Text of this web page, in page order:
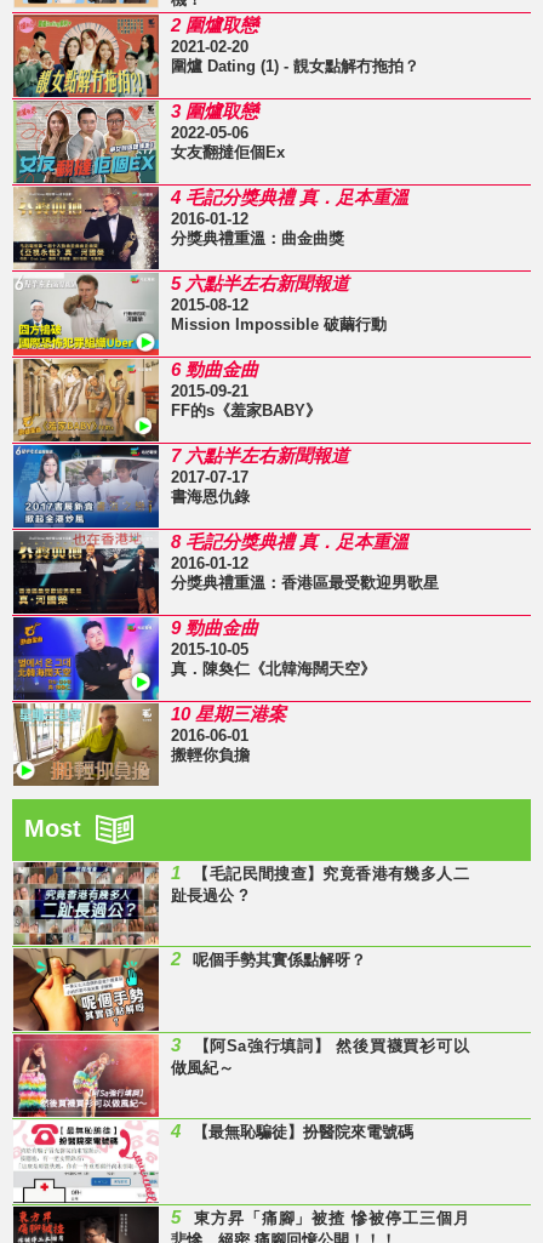
2 圍爐取戀
2021-02-20
圍爐 Dating (1) - 靚女點解冇拖拍？
3 圍爐取戀
2022-05-06
女友翻撻佢個Ex
4 毛記分獎典禮 真．足本重溫
2016-01-12
分獎典禮重溫：曲金曲獎
5 六點半左右新聞報道
2015-08-12
Mission Impossible 破繭行動
6 勁曲金曲
2015-09-21
FF的s《羞家BABY》
7 六點半左右新聞報道
2017-07-17
書海恩仇錄
8 毛記分獎典禮 真．足本重溫
2016-01-12
分獎典禮重溫：香港區最受歡迎男歌星
9 勁曲金曲
2015-10-05
真．陳奐仁《北韓海闊天空》
10 星期三港案
2016-06-01
搬輕你負擔
Most
1
【毛記民間搜查】究竟香港有幾多人二
趾長過公 ?
2 呢個手勢其實係點解呀？
3
【阿Sa強行填詞】 然後買襪買衫可以
做風紀～
4 【最無恥騙徒】扮醫院來電號碼
5
東方昇「痛腳」被揸 慘被停工三個月